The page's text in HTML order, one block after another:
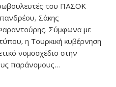
του ΠΑΣΟΚ
Σάκης
Σύμφωνα με
η Τουρκική κυβέρνηση
νομοσχέδιο στην
παράνομους…